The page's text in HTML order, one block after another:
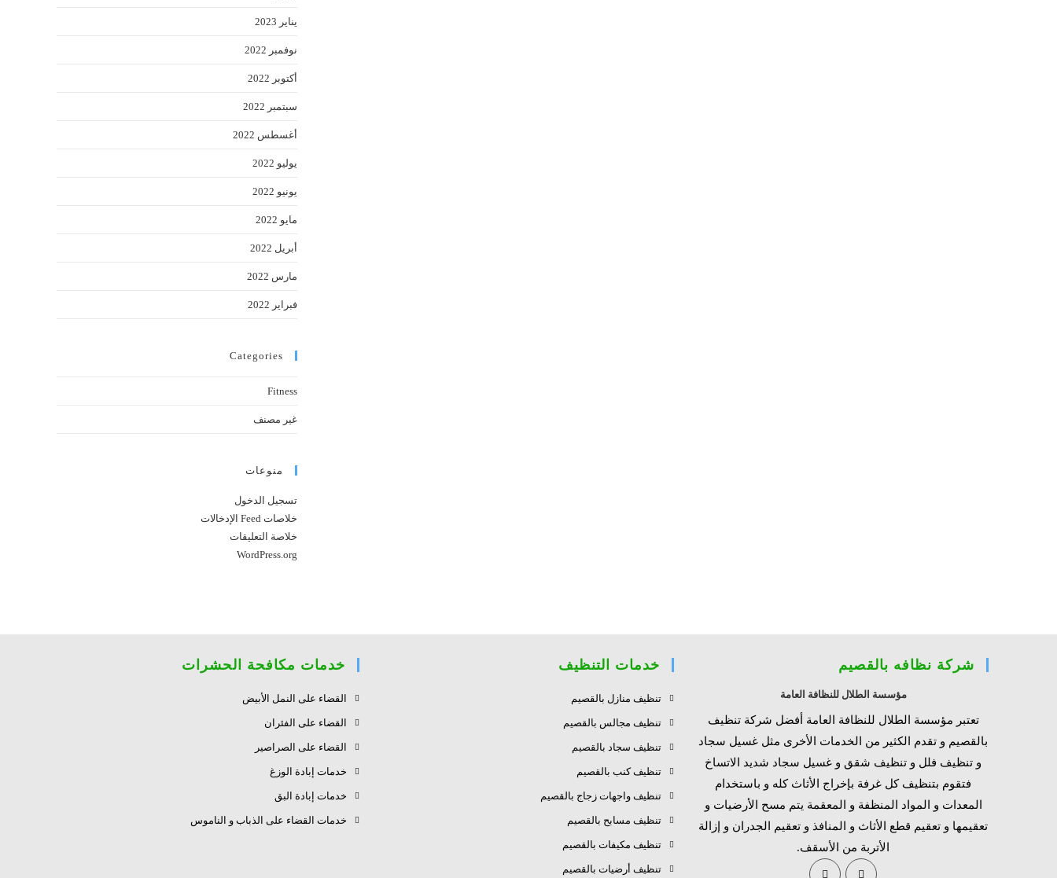
يناير 2023
نوفمبر 2022
أكتوبر 2022
سبتمبر 2022
أغسطس 2022
يوليو 2022
يونيو 2022
مايو 2022
أبريل 2022
مارس 2022
فبراير 2022
Categories
Fitness
غير مصنف
منوعات
تسجيل الدخول
خلاصات Feed الإدخالات
خلاصة التعليقات
WordPress.org
شركة نظافه بالقصيم
مؤسسة الطلال للنظافة العامة
تعتبر مؤسسة الطلال للنظافة العامة أفضل شركة تنظيف
بالقصيم و تقدم الكثير من الخدمات الأخرى مثل غسيل سجاد
و تنظيف فلل و تنظيف شقق و غسيل سجاد شديد الاتساخ
فتقوم بتنظيف كل غرفة بإخراج الأثاث كله و باستخدام
المعدات و المواد المنظفة و المعقمة يتم مسح الأرضيات و
تعقيمها و تعقيم قطع الأثاث و المنافذ و تعقيم الجدران و إزالة
الأتربة من الأسقف.
Opens
Opens
خدمات التنظيف
تنظيف منازل بالقصيم
تنظيف مجالس بالقصيم
تنظيف سجاد بالقصيم
تنظيف كنب بالقصيم
تنظيف واجهات زجاج بالقصيم
تنظيف مسابح بالقصيم
تنظيف مكيفات بالقصيم
تنظيف أرضيات بالقصيم
خدمات مكافحة الحشرات
القضاء على النمل الأبيض
القضاء على الفئران
القضاء على الصراصير
خدمات إبادة الوزغ
خدمات إبادة البق
خدمات القضاء على الذباب و الناموس